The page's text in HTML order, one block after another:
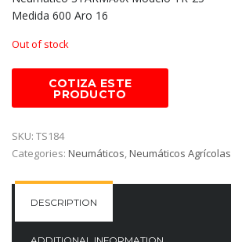
Medida 600 Aro 16
Out of stock
SKU: TS184
Categories: Neumáticos,Neumáticos Agrícolas
DESCRIPTION